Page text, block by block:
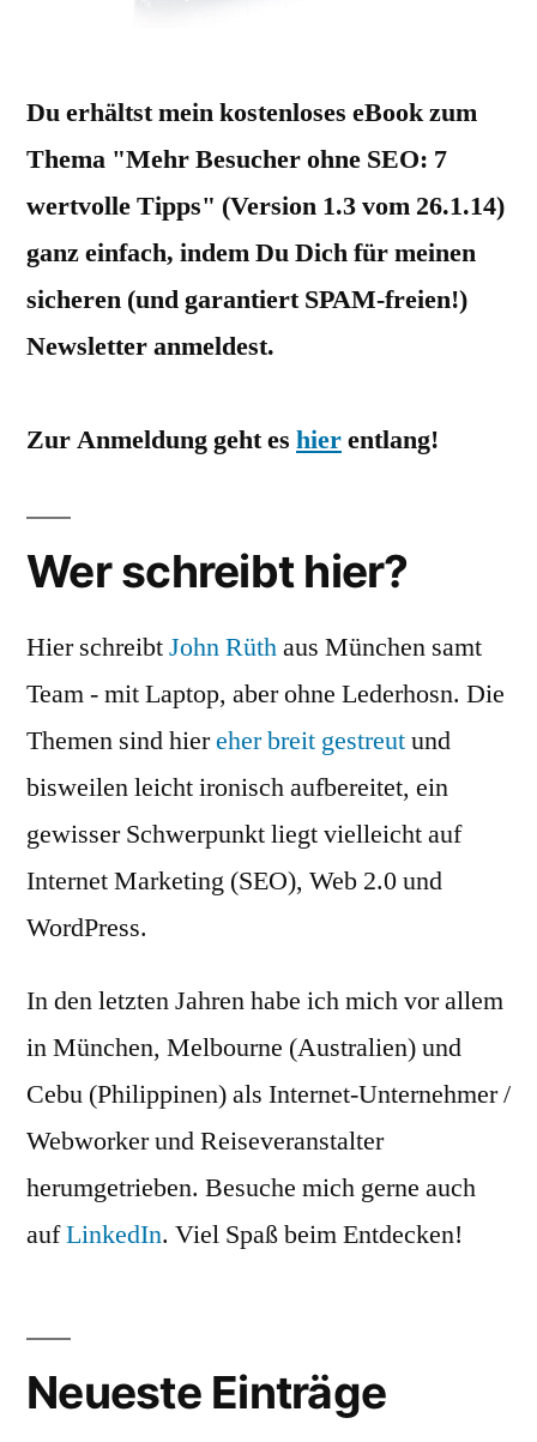
Du erhältst mein kostenloses eBook zum
Thema "Mehr Besucher ohne SEO: 7
wertvolle Tipps" (Version 1.3 vom 26.1.14)
ganz einfach, indem Du Dich für meinen
sicheren (und garantiert SPAM-freien!)
Newsletter anmeldest.
Zur Anmeldung geht es hierentlang!
Wer schreibt hier?
Hier schreibtJohn Rüthaus München samt
Team - mit Laptop, aber ohne Lederhosn. Die
Themen sind hiereher breit gestreutund
bisweilen leicht ironisch aufbereitet, ein
gewisser Schwerpunkt liegt vielleicht auf
Internet Marketing (SEO), Web 2.0 und
WordPress.
In den letzten Jahren habe ich mich vor allem
in München, Melbourne (Australien) und
Cebu (Philippinen) als Internet-Unternehmer /
Webworker und Reiseveranstalter
herumgetrieben. Besuche mich gerne auch
aufLinkedIn. Viel Spaß beim Entdecken!
Neueste Einträge